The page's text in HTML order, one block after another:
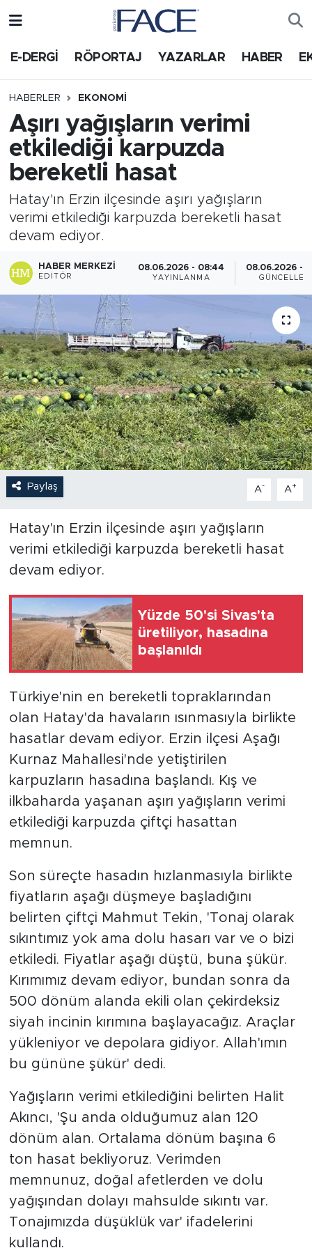
E-DERGİ RÖPORTAJ YAZARLAR HABER
HABERLER EKONOMI
Aşırı yağışların verimi
etkilediği karpuzda
bereketli hasat
Hatay'ın Erzin ilçesinde aşırı yağışların
verimi etkilediği karpuzda bereketli hasat
devam ediyor.
HABER MERKEZI
EDITÖR
08.06.2026 - 08:44
YAYINLANMA
08.06.2026 -
Paylaş A- A+
Hatay'ın Erzin ilçesinde aşırı yağışların
verimi etkilediği karpuzda bereketli hasat
devam ediyor.
Yüzde 50'si Sivas'ta
üretiliyor, hasadına
başlanıldı
Türkiye'nin en bereketli topraklarından
olan Hatay'da havaların ısınmasıyla birlikte
hasatlar devam ediyor. Erzin ilçesi Aşağı
Kurnaz Mahallesi'nde yetiştirilen
karpuzların hasadına başlandı. Kış ve
ilkbaharda yaşanan aşırı yağışların verimi
etkilediği karpuzda çiftçi hasattan
memnun.
Son süreçte hasadın hızlanmasıyla birlikte
fiyatların aşağı düşmeye başladığını
belirten çiftçi Mahmut Tekin, 'Tonaj olarak
sıkıntımız yok ama dolu hasarı var ve o bizi
etkiledi. Fiyatlar aşağı düştü, buna şükür.
Kırımımız devam ediyor, bundan sonra da
500 dönüm alanda ekili olan çekirdeksiz
siyah incinin kırımına başlayacağız. Araçlar
yükleniyor ve depolara gidiyor. Allah'ımın
bu gününe şükür' dedi.
Yağışların verimi etkilediğini belirten Halit
Akıncı, 'Şu anda olduğumuz alan 120
dönüm alan. Ortalama dönüm başına 6
ton hasat bekliyoruz. Verimden
memnunuz, doğal afetlerden ve dolu
yağışından dolayı mahsulde sıkıntı var.
Tonajımızda düşüklük var' ifadelerini
kullandı.
HABER
Nöbetçi Eczaneler
Trafik Durumu
Süper Lig Puan Durumu ve Fikstür
Tüm Manşetler
Son Dakika Haberleri
Haber Arşivi